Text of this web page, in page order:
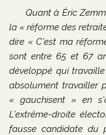
Quant à Éric
la « réforme des
dire « C’est ma
sont entre 65 et 67
développé qui
absolument travailler
« gauchisent » en
L’extrême-droite
fausse candidate du